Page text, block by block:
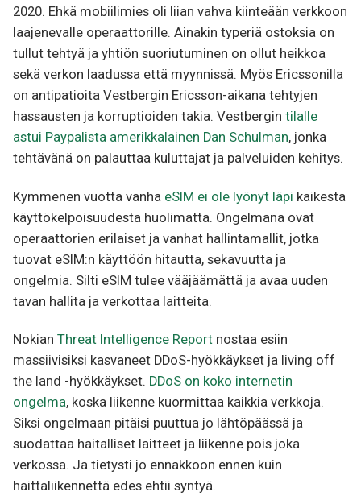
2020. Ehkä mobiilimies oli liian vahva kiinteään verkkoon
laajenevalle operaattorille. Ainakin typeriä ostoksia on
tullut tehtyä ja yhtiön suoriutuminen on ollut heikkoa
sekä verkon laadussa että myynnissä. Myös Ericssonilla
on antipatioita Vestbergin Ericsson-aikana tehtyjen
hassausten ja korruptioiden takia. Vestbergin tilalle
astui Paypalista amerikkalainen Dan Schulman, jonka
tehtävänä on palauttaa kuluttajat ja palveluiden kehitys.
Kymmenen vuotta vanha eSIM ei ole lyönyt läpi kaikesta
käyttökelpoisuudesta huolimatta. Ongelmana ovat
operaattorien erilaiset ja vanhat hallintamallit, jotka
tuovat eSIM:n käyttöön hitautta, sekavuutta ja
ongelmia. Silti eSIM tulee vääjäämättä ja avaa uuden
tavan hallita ja verkottaa laitteita.
Nokian Threat Intelligence Report nostaa esiin
massiivisiksi kasvaneet DDoS-hyökkäykset ja living off
the land -hyökkäykset. DDoS on koko internetin
ongelma, koska liikenne kuormittaa kaikkia verkkoja.
Siksi ongelmaan pitäisi puuttua jo lähtöpäässä ja
suodattaa haitalliset laitteet ja liikenne pois joka
verkossa. Ja tietysti jo ennakkoon ennen kuin
haittaliikennettä edes ehtii syntyä.